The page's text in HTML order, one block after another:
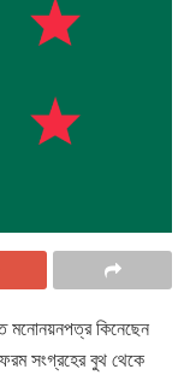
মনোনয়নপত্র কিনেছেন
সংগ্রহের বুথ থেকে